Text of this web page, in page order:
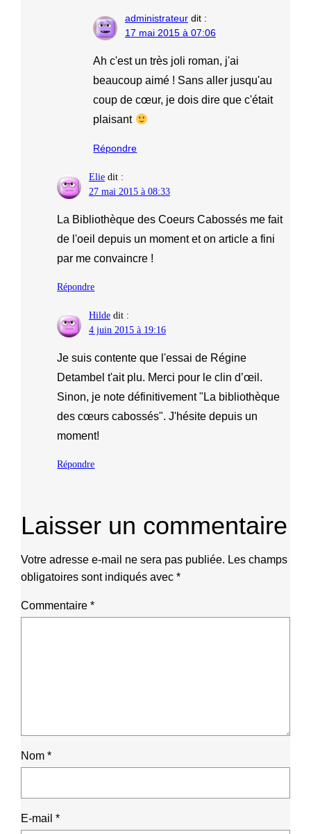
administrateur dit :
17 mai 2015 à 07:06
Ah c'est un très joli roman, j'ai
beaucoup aimé ! Sans aller jusqu'au
coup de cœur, je dois dire que c'était
plaisant
Répondre
Elie dit :
27 mai 2015 à 08:33
La Bibliothèque des Coeurs Cabossés me fait
de l'oeil depuis un moment et on article a fini
par me convaincre !
Répondre
Hilde dit :
4 juin 2015 à 19:16
Je suis contente que l'essai de Régine
Detambel t'ait plu. Merci pour le clin d’œil.
Sinon, je note définitivement "La bibliothèque
des cœurs cabossés". J'hésite depuis un
moment!
Répondre
Laisser un commentaire
Votre adresse e-mail ne sera pas publiée. Les champs
obligatoires sont indiqués avec*
Commentaire*
Nom*
E-mail*